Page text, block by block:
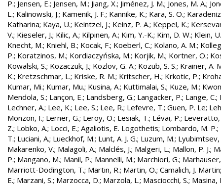
P.; Jensen, E.; Jensen, M.; Jiang, X.; Jiménez, J. M.; Jones, M. A.;
L.; Kalinowski, J.; Kamenik, J. F.; Kannike, K.; Kara, S. O.;
Katharina; Kaya, U.; Keintzel, J.; Keinz, P. A.; Keppel, K.;
V.; Kieseler, J.; Kilic, A.; Kilpinen, A.; Kim, Y.-K.; Kim, D. W.; Klein, U.
Knecht, M.; Kniehl, B.; Kocak, F.; Koeberl, C.; Kolano, A. M.;
P.; Koratzinos, M.; Kordiaczyńska, M.; Korjik, M.; Kortner, O.;
Kowalski, S.; Kozaczuk, J.; Kozlov, G. A.; Kozub, S. S.; Krainer, A.
K.; Kretzschmar, L.; Kriske, R. M.; Kritscher, H.; Krkotic, P.;
Kumar, Mi.; Kumar, Mu.; Kusina, A.; Kuttimalai, S.; Kuze, M.;
Mendola, S.; Lançon, E.; Landsberg, G.; Langacker, P.; Lange, C.;
Lechner, A.; Lee, K.; Lee, S.; Lee, R.; Lefevre, T.; Guen, P. Le;
Monzon, I.; Lerner, G.; Leroy, O.; Lesiak, T.; Lévai, P.; Leveratto,
Z.; Lobko, A.; Locci, E.; Agaliotis, E. Logothetis; Lombardo, M. P.;
T.; Luciani, A.; Lueckhof, M.; Lunt, A. J. G.; Luzum, M.; Lyubimtsev,
Makarenko, V.; Malagoli, A.; Malclés, J.; Malgeri, L.; Mallon, P. J.;
P.; Mangano, M.; Manil, P.; Mannelli, M.; Marchiori, G.;
Marriott-Dodington, T.; Martin, R.; Martin, O.; Camalich, J. Martin
E.; Marzani, S.; Marzocca, D.; Marzola, L.; Masciocchi, S.; Masina,